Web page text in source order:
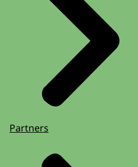
Partners